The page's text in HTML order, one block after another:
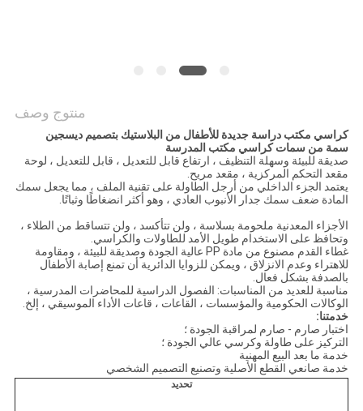
منتوج وصف
كراسي مكتب دراسة جديدة للأطفال من البلاستيك بتصميم ديسجين
سمة من سمات كراسي مكتب المدرسة
صديقة للبيئة وسهلة التنظيف ، ارتفاع قابل للتعديل ، قابل للتعديل ، لوحة
مقعد التحكم المركزية ، مقعد مريح.
يعتمد الجزء الداخلي من أرجل الطاولة على تقنية الملف ، مما يجعل سمك
المادة ضعف سمك جدار الأنبوب العادي ، وهو أكثر انضغاطًا وثباتًا.
الأجزاء المعدنية ملحومة بسلاسة ، ولن تتأكسد ، ولن تتساقط من الطلاء ،
وتحافظ على الاستخدام طويل الأمد للطاولات والكراسي.
غطاء القدم مصنوع من مادة PP عالية الجودة وصديقة للبيئة ، ومقاومة
للاهتراء وعدم الانزلاق ، ويمكن للزوايا الدائرية أن تمنع إصابة الأطفال
بالصدفة بشكل فعال.
مناسبة للعديد من المناسبات: الفصول الدراسية للمحاضرات المدرسية ،
الوكالات الحكومية والمؤسسات ، القاعات ، قاعات الأداء الموسيقي ، إلخ.
خدمتنا:
اختبار صارم - صارم لمراقبة الجودة ؛
التركيز على طاولة وكرسي عالي الجودة ؛
خدمة ما بعد البيع المهنية
خدمة صانعي القطع الأصلية وتصنيع التصميم الشخصي
تحديد